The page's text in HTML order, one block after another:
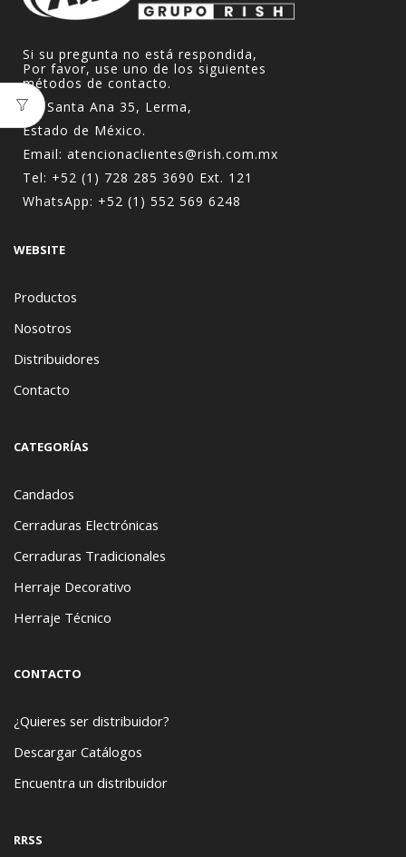
Si su pregunta no está respondida,
Por favor, use uno de los siguientes
métodos de contacto.
Av. Santa Ana 35, Lerma,
Estado de México.
Email: atencionaclientes@rish.com.mx
Tel: +52 (1) 728 285 3690 Ext. 121
WhatsApp: +52 (1) 552 569 6248
WEBSITE
Productos
Nosotros
Distribuidores
Contacto
CATEGORÍAS
Candados
Cerraduras Electrónicas
Cerraduras Tradicionales
Herraje Decorativo
Herraje Técnico
CONTACTO
¿Quieres ser distribuidor?
Descargar Catálogos
Encuentra un distribuidor
RRSS